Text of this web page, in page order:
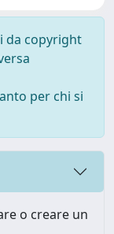
da copyright
per chi si
o creare un